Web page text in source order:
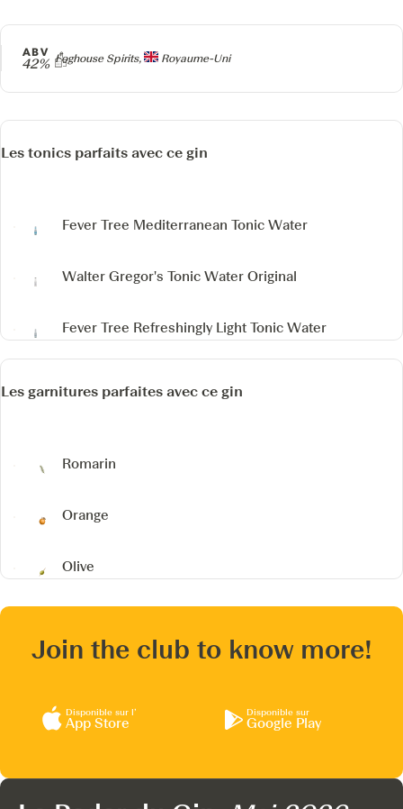
Producteur
Foghouse Spirits, Royaume-Uni
ABV
42%
Les tonics parfaits avec ce gin
Fever Tree Mediterranean Tonic Water
Walter Gregor's Tonic Water Original
Fever Tree Refreshingly Light Tonic Water
Les garnitures parfaites avec ce gin
Romarin
Orange
Olive
Join the club to know more!
Disponible sur l’
App Store
Disponible sur
Google Play